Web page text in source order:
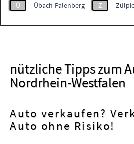
Ü
Übach-Palenberg Z
nützliche Tipps zum
Nordrhein-Westfalen
Auto verkaufen?
Auto ohne Risiko!